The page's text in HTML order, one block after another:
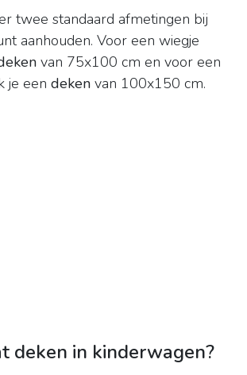
twee standaard afmetingen bij
aanhouden. Voor een wiegje
van 75x100 cm en voor een
je een deken van 100x150 cm.
deken in kinderwagen?